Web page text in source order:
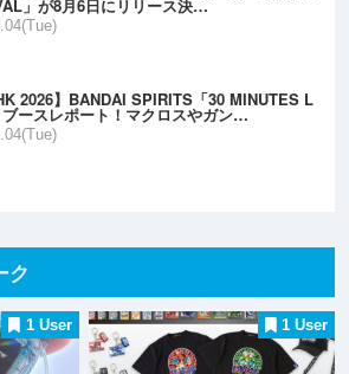
」が8月6日にリリース決…
2026】BANDAI SPIRITS「30 MINUTES L
ースレポート！マクロスやガン…
ク
1 User 1 User